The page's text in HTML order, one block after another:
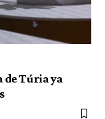
de Túria ya